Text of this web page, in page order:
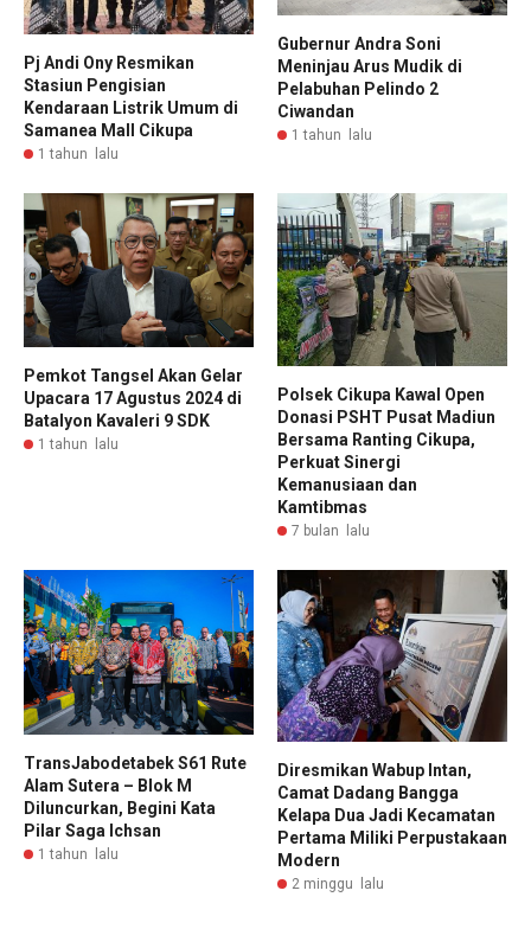
Pj Andi Ony Resmikan
Stasiun Pengisian
Kendaraan Listrik Umum di
Samanea Mall Cikupa
1 tahun lalu
Gubernur Andra Soni
Meninjau Arus Mudik di
Pelabuhan Pelindo 2
Ciwandan
1 tahun lalu
Pemkot Tangsel Akan Gelar
Upacara 17 Agustus 2024 di
Batalyon Kavaleri 9 SDK
1 tahun lalu
Polsek Cikupa Kawal Open
Donasi PSHT Pusat Madiun
Bersama Ranting Cikupa,
Perkuat Sinergi
Kemanusiaan dan
Kamtibmas
7 bulan lalu
TransJabodetabek S61 Rute
Alam Sutera – Blok M
Diluncurkan, Begini Kata
Pilar Saga Ichsan
1 tahun lalu
Diresmikan Wabup Intan,
Camat Dadang Bangga
Kelapa Dua Jadi Kecamatan
Pertama Miliki Perpustakaan
Modern
2 minggu lalu